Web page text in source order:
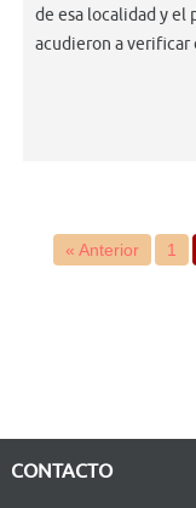
de esa localidad y el
acudieron a verificar
« Anterior 1
CONTACTO